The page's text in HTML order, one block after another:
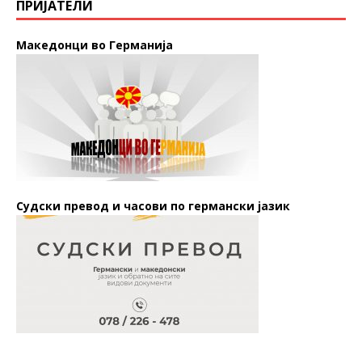
ПРИЈАТЕЛИ
Македонци во Германија
Судски превод и часови по германски јазик